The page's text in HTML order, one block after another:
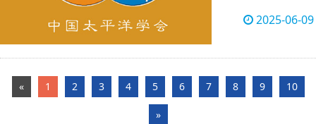
的技术痛点与
2025-06-09
« 1 2 3 4 5 6 7 8 9 10
»